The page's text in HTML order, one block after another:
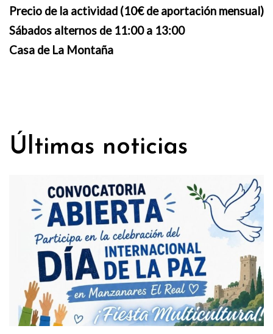
Precio de la actividad (10€ de aportación mensual)
Sábados alternos de 11:00 a 13:00
Casa de La Montaña
Últimas noticias